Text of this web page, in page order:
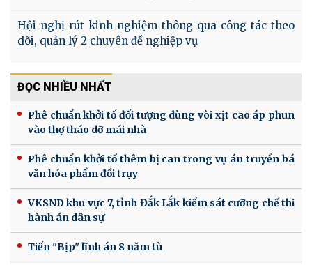
Hội nghị rút kinh nghiệm thông qua công tác theo
dõi, quản lý 2 chuyên đề nghiệp vụ
ĐỌC NHIỀU NHẤT
Phê chuẩn khởi tố đối tượng dùng vòi xịt cao áp phun
vào thợ tháo dỡ mái nhà
Phê chuẩn khởi tố thêm bị can trong vụ án truyền bá
văn hóa phẩm đồi trụy
VKSND khu vực 7, tỉnh Đắk Lắk kiểm sát cưỡng chế thi
hành án dân sự
Tiến "Bịp" lĩnh án 8 năm tù